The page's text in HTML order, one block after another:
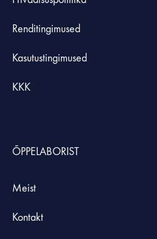
Renditingimused
Kasutustingimused
KKK
ÕPPELABORIST
Meist
Kontakt